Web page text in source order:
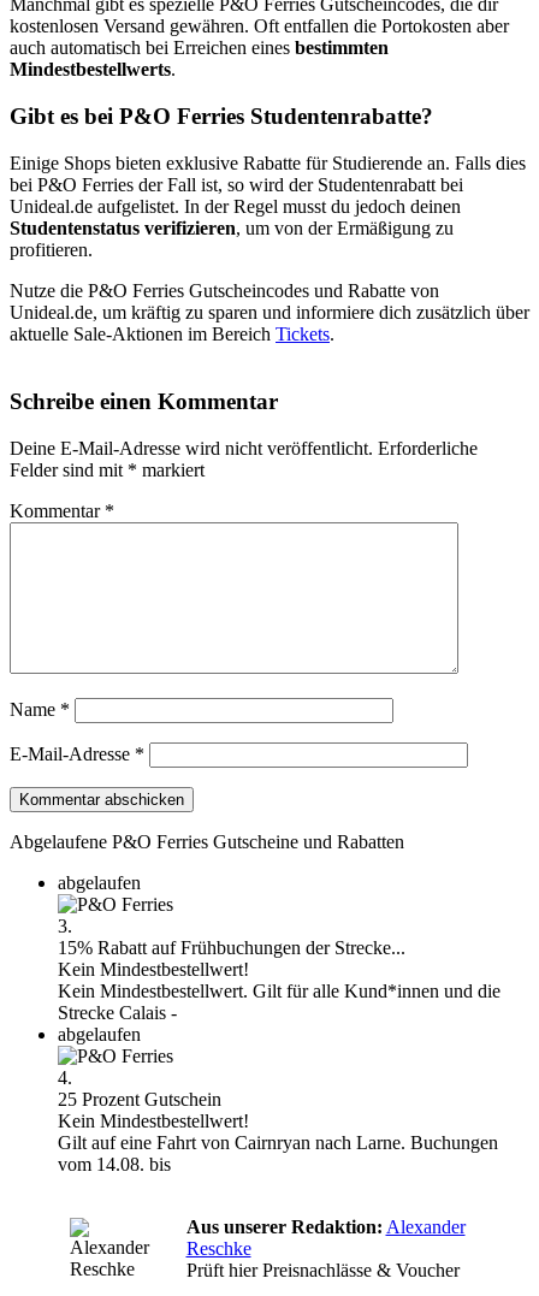
Manchmal gibt es spezielle P&O Ferries Gutscheincodes, die dir
kostenlosen Versand gewähren. Oft entfallen die Portokosten aber
auch automatisch bei Erreichen eines bestimmten
Mindestbestellwerts.
Gibt es bei P&O Ferries Studentenrabatte?
Einige Shops bieten exklusive Rabatte für Studierende an. Falls dies
bei P&O Ferries der Fall ist, so wird der Studentenrabatt bei
Unideal.de aufgelistet. In der Regel musst du jedoch deinen
Studentenstatus verifizieren, um von der Ermäßigung zu
profitieren.
Nutze die P&O Ferries Gutscheincodes und Rabatte von
Unideal.de, um kräftig zu sparen und informiere dich zusätzlich über
aktuelle Sale-Aktionen im Bereich Tickets.
Schreibe einen Kommentar
Deine E-Mail-Adresse wird nicht veröffentlicht. Erforderliche
Felder sind mit * markiert
Kommentar *
Name *
E-Mail-Adresse *
Abgelaufene P&O Ferries Gutscheine und Rabatten
abgelaufen
3.
15% Rabatt auf Frühbuchungen der Strecke...
Kein Mindestbestellwert!
Kein Mindestbestellwert. Gilt für alle Kund*innen und die
Strecke Calais -
abgelaufen
4.
25 Prozent Gutschein
Kein Mindestbestellwert!
Gilt auf eine Fahrt von Cairnryan nach Larne. Buchungen
vom 14.08. bis
Aus unserer Redaktion: Alexander
Reschke
Prüft hier Preisnachlässe & Voucher